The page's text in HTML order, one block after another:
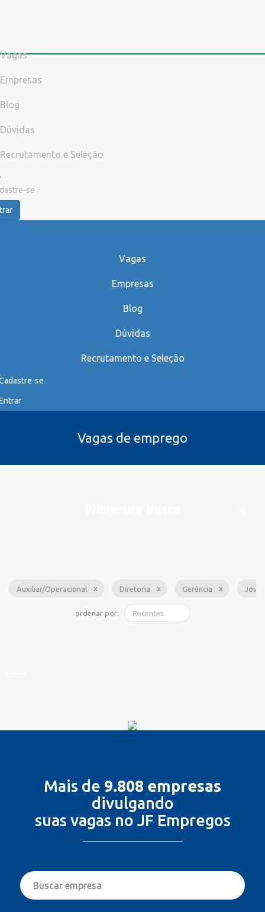
Vagas
Empresas
Blog
Dúvidas
Recrutamento e Seleção
se
Vagas
Empresas
Blog
Dúvidas
Recrutamento e Seleção
se
Vagas de emprego
Auxiliar/Operacional Diretoria Gerência
ordenar por:
Mais de 9.808 empresas
divulgando
suas vagas no JF Empregos